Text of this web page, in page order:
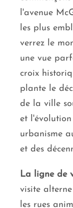
l'avenue
les plus
verrez le
une vue
croix
plante le
de la ville
et
urbanisme
et des
La ligne de
visite
les rues